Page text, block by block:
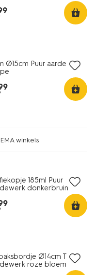
Ø15cm Puur aardewerk
winkels
185ml Puur
donkerbruin
Ø14cm Trend
roze bloem